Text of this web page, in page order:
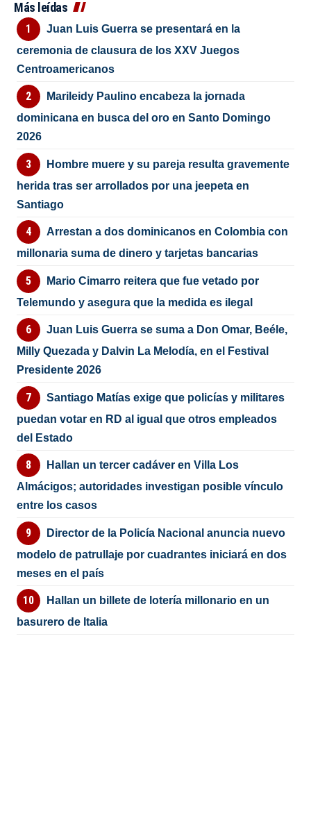
Más leídas
Juan Luis Guerra se presentará en la
ceremonia de clausura de los XXV Juegos
Centroamericanos
Marileidy Paulino encabeza la jornada
dominicana en busca del oro en Santo Domingo
2026
Hombre muere y su pareja resulta gravemente
herida tras ser arrollados por una jeepeta en
Santiago
Arrestan a dos dominicanos en Colombia con
millonaria suma de dinero y tarjetas bancarias
Mario Cimarro reitera que fue vetado por
Telemundo y asegura que la medida es ilegal
Juan Luis Guerra se suma a Don Omar, Beéle,
Milly Quezada y Dalvin La Melodía, en el Festival
Presidente 2026
Santiago Matías exige que policías y militares
puedan votar en RD al igual que otros empleados
del Estado
Hallan un tercer cadáver en Villa Los
Almácigos; autoridades investigan posible vínculo
entre los casos
Director de la Policía Nacional anuncia nuevo
modelo de patrullaje por cuadrantes iniciará en dos
meses en el país
Hallan un billete de lotería millonario en un
basurero de Italia